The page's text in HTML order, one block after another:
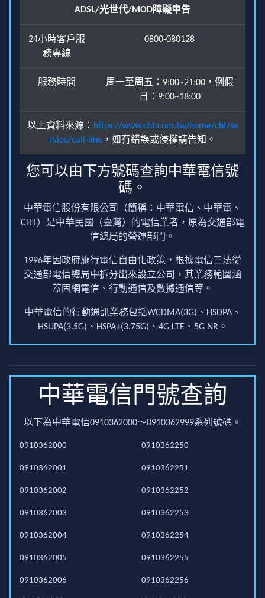
ADSL/光世代/MOD障礙申告
24小時客戶服
務專線
0800-080128
服務時間
周一至周五：9:00~21:00，例假
日：9:00~18:00
以上資料來源： https://www.cht.com.tw/home/cht/se
rvice/call-line ，如有錯誤或侵權請告知。
您可以由下方號碼查詢中華電信號
碼。
中華電信股份有限公司（簡稱：中華電信、中華電、
CHT）是中華民國（臺灣）的電信業者，原為交通部電
信總局的營運部門。
1996年因政府施行電信自由化政策，根據電信三法從
交通部電信總局中拆分出來設立公司，其業務範圍涵
蓋固網電信、行動通信及數據通信等。
中華電信的行動通訊業務包括WCDMA(3G)、HSDPA、
HSUPA(3.5G)、HSPA+(3.75G)、4G LTE、5G NR。
中華電信門號查詢
以下為中華電信0910362000～0910362999系列號碼。
0910362000
0910362001
0910362002
0910362003
0910362004
0910362005
0910362006
0910362250
0910362251
0910362252
0910362253
0910362254
0910362255
0910362256